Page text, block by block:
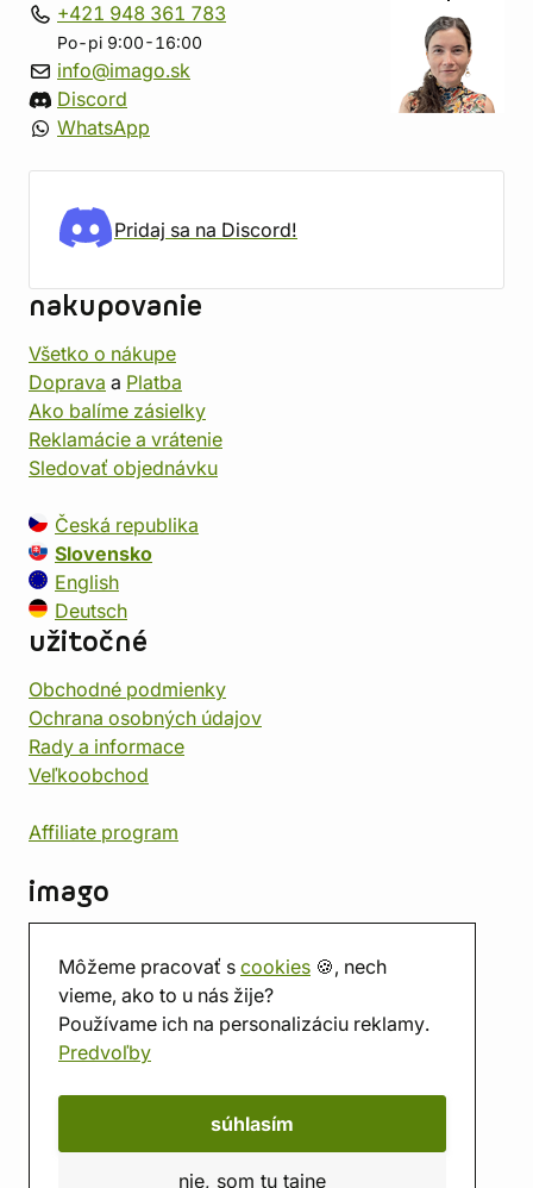
Môžeme pracovať s cookies 🍪, nech
vieme, ako to u nás žije?
Používame ich na personalizáciu reklamy.
Predvoľby
súhlasím
nie, som tu tajne
+421 948 361 783
Po-pi 9:00-16:00
info@imago.sk
Discord
WhatsApp
Pridaj sa na Discord!
nakupovanie
Všetko o nákupe
Doprava a Platba
Ako balíme zásielky
Reklamácie a vrátenie
Sledovať objednávku
Česká republika
Slovensko
English
Deutsch
užitočné
Obchodné podmienky
Ochrana osobných údajov
Rady a informace
Veľkoobchod
Affiliate program
imago
Predajňa
Herňa
O nás
Hodnotenie obchodu